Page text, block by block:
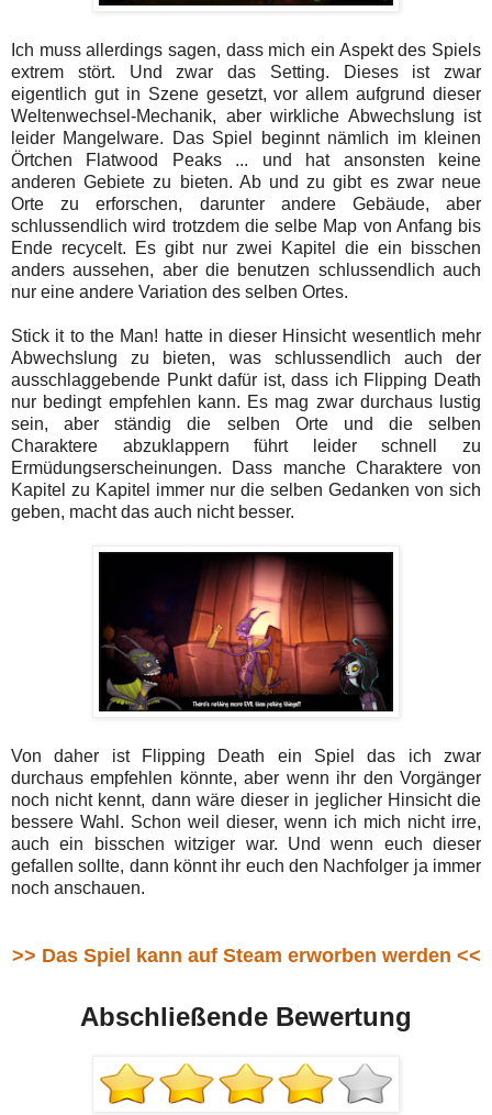
Ich muss allerdings sagen, dass mich ein Aspekt des Spiels
extrem stört. Und zwar das Setting. Dieses ist zwar
eigentlich gut in Szene gesetzt, vor allem aufgrund dieser
Weltenwechsel-Mechanik, aber wirkliche Abwechslung ist
leider Mangelware. Das Spiel beginnt nämlich im kleinen
Örtchen Flatwood Peaks ... und hat ansonsten keine
anderen Gebiete zu bieten. Ab und zu gibt es zwar neue
Orte zu erforschen, darunter andere Gebäude, aber
schlussendlich wird trotzdem die selbe Map von Anfang bis
Ende recycelt. Es gibt nur zwei Kapitel die ein bisschen
anders aussehen, aber die benutzen schlussendlich auch
nur eine andere Variation des selben Ortes.
Stick it to the Man! hatte in dieser Hinsicht wesentlich mehr
Abwechslung zu bieten, was schlussendlich auch der
ausschlaggebende Punkt dafür ist, dass ich Flipping Death
nur bedingt empfehlen kann. Es mag zwar durchaus lustig
sein, aber ständig die selben Orte und die selben
Charaktere abzuklappern führt leider schnell zu
Ermüdungserscheinungen. Dass manche Charaktere von
Kapitel zu Kapitel immer nur die selben Gedanken von sich
geben, macht das auch nicht besser.
Von daher ist Flipping Death ein Spiel das ich zwar
durchaus empfehlen könnte, aber wenn ihr den Vorgänger
noch nicht kennt, dann wäre dieser in jeglicher Hinsicht die
bessere Wahl. Schon weil dieser, wenn ich mich nicht irre,
auch ein bisschen witziger war. Und wenn euch dieser
gefallen sollte, dann könnt ihr euch den Nachfolger ja immer
noch anschauen.
>> Das Spiel kann auf Steam erworben werden <<
Abschließende Bewertung